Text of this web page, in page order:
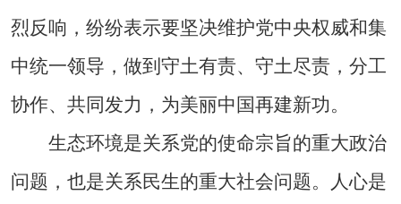
烈反响，纷纷表示要坚决维护党中央权威和集
中统一领导，做到守土有责、守土尽责，分工
协作、共同发力，为美丽中国再建新功。
生态环境是关系党的使命宗旨的重大政治
问题，也是关系民生的重大社会问题。人心是